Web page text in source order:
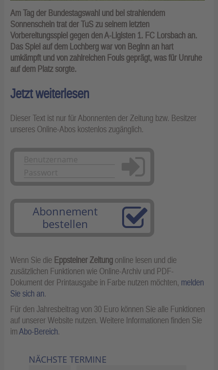
Am Tag der Bundestagswahl und bei strahlendem
Sonnenschein trat der TuS zu seinem letzten
Vorbereitungsspiel gegen den A-Ligisten 1. FC Lorsbach an.
Das Spiel auf dem Lochberg war von Beginn an hart
umkämpft und von zahlreichen Fouls geprägt, was für Unruhe
auf dem Platz sorgte.
Jetzt weiterlesen
Dieser Text ist nur für Abonnenten der Zeitung bzw. Besitzer
unseres Online-Abos kostenlos zugänglich.
Anmelden
Abonnement
bestellen
Wenn Sie die Eppsteiner Zeitung online lesen und die
zusätzlichen Funktionen wie Online-Archiv und PDF-
Dokument der Printausgabe in Farbe nutzen möchten, melden
Sie sich an.
Für den Jahresbeitrag von 30 Euro können Sie alle Funktionen
auf unserer Website nutzen. Weitere Informationen finden Sie
imAbo-Bereich.
NÄCHSTE TERMINE